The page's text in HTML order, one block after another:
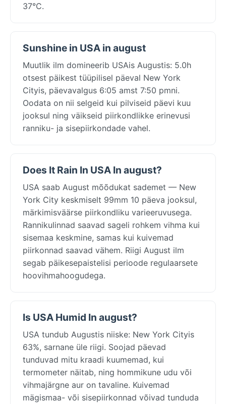
37°C.
Sunshine in USA in august
Muutlik ilm domineerib USAis Augustis: 5.0h
otsest päikest tüüpilisel päeval New York
Cityis, päevavalgus 6:05 amst 7:50 pmni.
Oodata on nii selgeid kui pilviseid päevi kuu
jooksul ning väikseid piirkondlikke erinevusi
ranniku- ja sisepiirkondade vahel.
Does It Rain In USA In august?
USA saab August mõõdukat sademet — New
York City keskmiselt 99mm 10 päeva jooksul,
märkimisväärse piirkondliku varieeruvusega.
Rannikulinnad saavad sageli rohkem vihma kui
sisemaa keskmine, samas kui kuivemad
piirkonnad saavad vähem. Riigi August ilm
segab päikesepaistelisi perioode regulaarsete
hoovihmahoogudega.
Is USA Humid In august?
USA tundub Augustis niiske: New York Cityis
63%, sarnane üle riigi. Soojad päevad
tunduvad mitu kraadi kuumemad, kui
termometer näitab, ning hommikune udu või
vihmajärgne aur on tavaline. Kuivemad
mägismaa- või sisepiirkonnad võivad tunduda